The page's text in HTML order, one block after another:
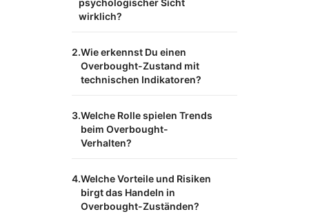
psychologischer Sicht
wirklich?
Wie erkennst Du einen
Overbought-Zustand mit
technischen Indikatoren?
Welche Rolle spielen Trends
beim Overbought-
Verhalten?
Welche Vorteile und Risiken
birgt das Handeln in
Overbought-Zuständen?